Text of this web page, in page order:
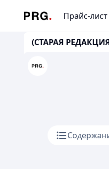
Прайс-лист
(СТАРАЯ